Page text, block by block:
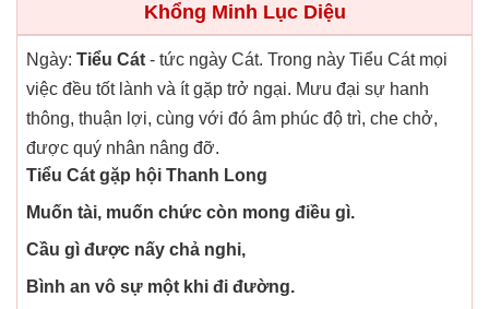
Khổng Minh Lục Diệu
Ngày: Tiểu Cát - tức ngày Cát. Trong này Tiểu Cát mọi
việc đều tốt lành và ít gặp trở ngại. Mưu đại sự hanh
thông, thuận lợi, cùng với đó âm phúc độ trì, che chở,
được quý nhân nâng đỡ.
Tiểu Cát gặp hội Thanh Long
Muốn tài, muốn chức còn mong điều gì.
Cầu gì được nấy chả nghi,
Bình an vô sự một khi đi đường.